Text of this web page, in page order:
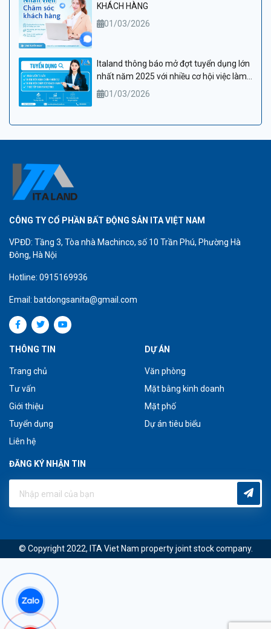
KHÁCH HÀNG
01/03/2026
Italand thông báo mở đợt tuyển dụng lớn
nhất năm 2025 với nhiều cơ hội việc làm
hấp dẫn
01/03/2026
CÔNG TY CỔ PHẦN BẤT ĐỘNG SẢN ITA VIỆT NAM
VPĐD: Tầng 3, Tòa nhà Machinco, số 10 Trần Phú, Phường Hà
Đông, Hà Nội
Hotline: 0915169936
Email: batdongsanita@gmail.com
THÔNG TIN
Trang chủ
Tư vấn
Giới thiệu
Tuyển dụng
Liên hệ
DỰ ÁN
Văn phòng
Mặt bằng kinh doanh
Mặt phố
Dự án tiêu biểu
ĐĂNG KÝ NHẬN TIN
© Copyright 2022, ITA Viet Nam property joint stock company.